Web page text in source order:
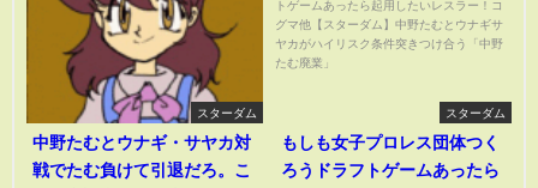
スターダム
中野たむとウナギ・サヤカ対
戦でたむ負けて引退だろ。こ
スターダム
もしも女子プロレス団体つく
ろうドラフトゲームあったら